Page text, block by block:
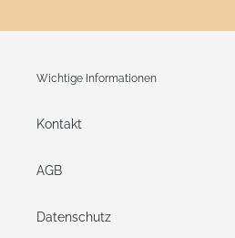
Wichtige Informationen
Kontakt
AGB
Datenschutz